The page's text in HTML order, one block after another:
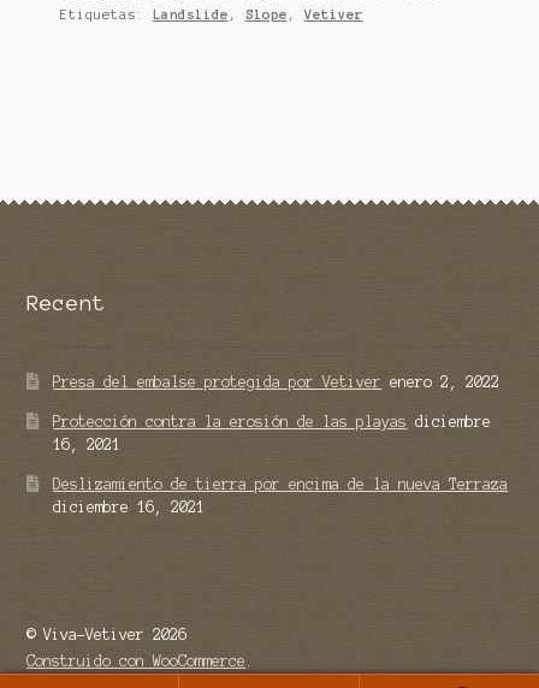
Etiquetas: Landslide , Slope ,Vetiver
Recent
Presa del embalse protegida por Vetiver enero 2, 2022
Protección contra la erosión de las playas
diciembre
16, 2021
Deslizamiento de tierra por encima de la nueva Terraza
diciembre 16, 2021
© Viva-Vetiver 2026
Construido con WooCommerce